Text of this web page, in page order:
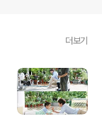
더보기